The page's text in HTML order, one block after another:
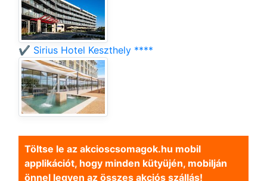
✔️ Sirius Hotel Keszthely ****
Töltse le az akcioscsomagok.hu mobil
applikációt, hogy minden kütyüjén, mobilján
önnel legyen az összes akciós szállás!